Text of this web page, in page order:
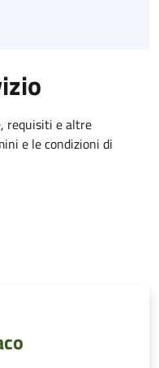
requisiti e altre
e le condizioni di